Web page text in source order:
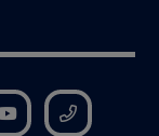
YouTube